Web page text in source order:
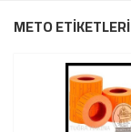
METO ETİKETLERİ